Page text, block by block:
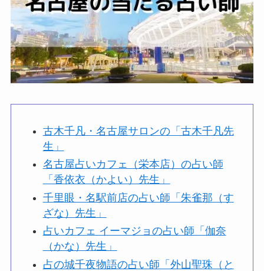
古木千凡・名古屋サロンの「古木千凡先
生」
名古屋占いカフェ（栄本店）の占い師
「香依衣（かよい）先生」
千里眼・名駅前店の占い師「朱雀那（す
ざな）先生」
占いカフェ イーマジョの占い師「伽奈
（かな）先生」
占の城千夜物語の占い師「外山聖珠（と